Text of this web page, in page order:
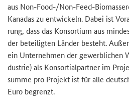
aus Non-Food-/Non-Feed-​
Ka­na­das zu ent­wi­ckeln. Dabei ist
rung, dass das Kon­sor­ti­um aus
der be­tei­lig­ten Län­der be­steht.
ein Un­ter­neh­men der
dus­trie) als Kon­sor­ti­al­part­ner im
sum­me pro Pro­jekt ist für alle
Euro be­grenzt.